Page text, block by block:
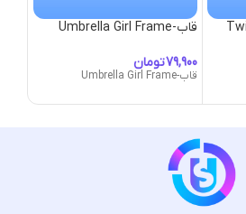
قاب-Umbrella Girl Frame
تومان
قاب-Umbrella Girl Frame